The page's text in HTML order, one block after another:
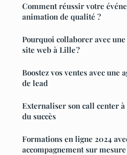
Comment réussir votre
animation de qualité ?
Pourquoi collaborer avec
site web à Lille ?
Boostez vos ventes avec une
de lead
Externaliser son call center à
du succès
Formations en ligne 2024
accompagnement sur